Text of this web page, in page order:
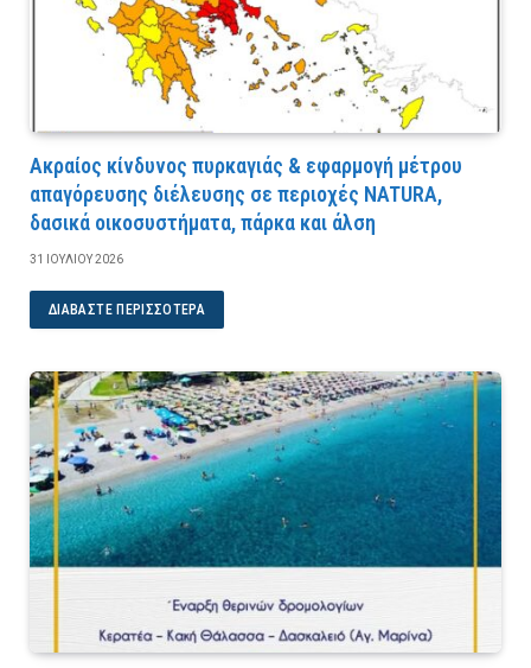
Ακραίος κίνδυνος πυρκαγιάς & εφαρμογή μέτρου
απαγόρευσης διέλευσης σε περιοχές NATURA,
δασικά οικοσυστήματα, πάρκα και άλση
31 ΙΟΥΛΊΟΥ 2026
ΔΙΑΒΆΣΤΕ ΠΕΡΙΣΣΌΤΕΡΑ